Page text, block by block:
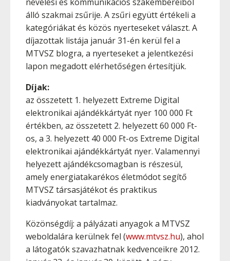
álló szakmai zsűrije. A zsűri együtt értékeli a
kategóriákat és közös nyerteseket választ. A
díjazottak listája január 31-én kerül fel a
MTVSZ blogra, a nyerteseket a jelentkezési
lapon megadott elérhetőségen értesítjük.
Díjak:
az összetett 1. helyezett Extreme Digital
elektronikai ajándékkártyát nyer 100 000 Ft
értékben, az összetett 2. helyezett 60 000 Ft-
os, a 3. helyezett 40 000 Ft-os Extreme Digital
elektronikai ajándékkártyát nyer. Valamennyi
helyezett ajándékcsomagban is részesül,
amely energiatakarékos életmódot segítő
MTVSZ társasjátékot és praktikus
kiadványokat tartalmaz.
Közönségdíj: a pályázati anyagok a MTVSZ
weboldalára kerülnek fel (www.mtvsz.hu), ahol
a látogatók szavazhatnak kedvenceikre 2012.